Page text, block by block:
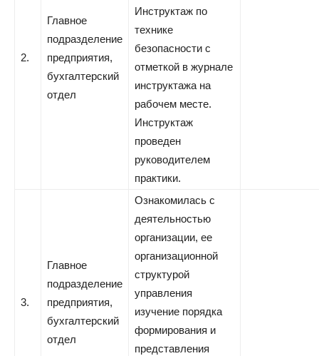
2.
Главное
подразделение
предприятия,
бухгалтерский
отдел
Инструктаж по
технике
безопасности с
отметкой в журнале
инструктажа на
рабочем месте.
Инструктаж
проведен
руководителем
практики.
3.
Главное
подразделение
предприятия,
бухгалтерский
отдел
Ознакомилась с
деятельностью
организации, ее
организационной
структурой
управления
изучение порядка
формирования и
представления